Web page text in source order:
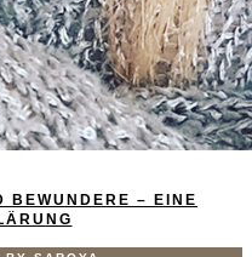
BEWUNDERE – EINE